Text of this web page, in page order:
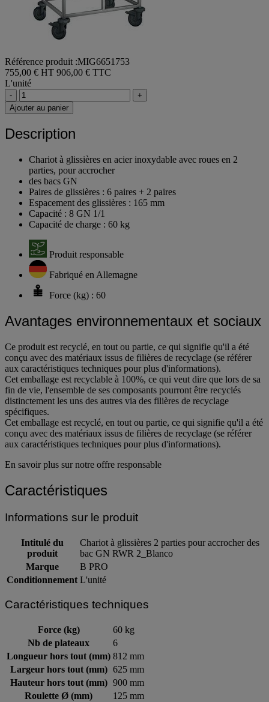
Référence produit :MIG6651753
755,00 € HT 906,00 € TTC
L'unité
-
+
Ajouter au panier
Description
Chariot à glissières en acier inoxydable avec roues en 2
parties, pour accrocher
des bacs GN
Paires de glissières : 6 paires + 2 paires
Espacement des glissières : 165 mm
Capacité : 8 GN 1/1
Capacité de charge : 60 kg
Produit responsable
Fabriqué en Allemagne
Force (kg) : 60
Avantages environnementaux et sociaux
Ce produit est recyclé, en tout ou partie, ce qui signifie qu'il a été
conçu avec des matériaux issus de filières de recyclage (se référer
aux caractéristiques techniques pour plus d'informations).
Cet emballage est recyclable à 100%, ce qui veut dire que lors de sa
fin de vie, l'ensemble de ses composants pourront être recyclés
distinctement les uns des autres via des filières de recyclage
spécifiques.
Cet emballage est recyclé, en tout ou partie, ce qui signifie qu'il a été
conçu avec des matériaux issus de filières de recyclage (se référer
aux caractéristiques techniques pour plus d'informations).
En savoir plus sur notre offre responsable
Caractéristiques
Informations sur le produit
Intitulé du
produit
Chariot à glissières 2 parties pour accrocher des
bac GN RWR 2_Blanco
Marque
B PRO
Conditionnement L'unité
Caractéristiques techniques
Force (kg)
60 kg
Nb de plateaux
6
Longueur hors tout (mm) 812 mm
Largeur hors tout (mm) 625 mm
Hauteur hors tout (mm) 900 mm
Roulette Ø (mm)
125 mm